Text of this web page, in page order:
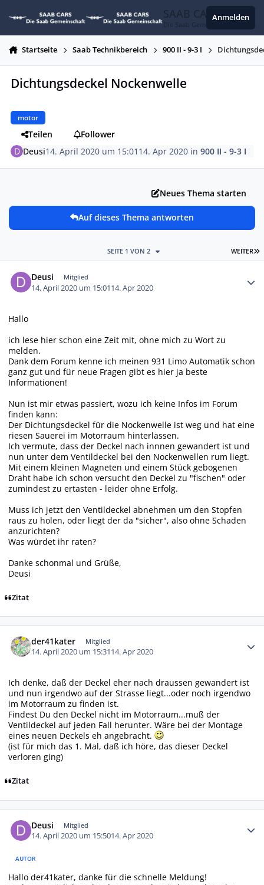
SAAB CARS
Die Saab Gemeinschaft
Anmelden
Startseite Saab Technikbereich 900 II - 9-3 I
Dichtungsdeckel Nockenwelle
motor
Teilen
Follower
Deusi14. April 2020 um 15:01 14. Apr 2020 in900 II - 9-3 I
Neues Thema starten
Auf dieses Thema antworten
WEITER
SEITE 1 VON 2
Deusi Mitglied
14. April 2020 um 15:0114. Apr 2020
Hallo
ich lese hier schon eine Zeit mit, ohne mich zu Wort zu
melden.
Dank dem Forum kenne ich meinen 931 Limo Automatik schon
ganz gut und für neue Fragen gibt es hier ja beste
Informationen!
Nun ist mir etwas passiert, wozu ich keine Infos im Forum
finden kann:
Der Dichtungsdeckel für die Nockenwelle ist weg und hat eine
riesen Sauerei im Motorraum hinterlassen.
Ich vermute, dass der Deckel nach innnen gewandert ist und
nun unter dem Ventildeckel bei den Nockenwellen rum liegt.
Mit einem kleinen Magneten und einem Stück gebogenen
Draht habe ich schon versucht den Deckel zu "fischen" oder
zumindest zu ertasten - leider ohne Erfolg.
Muss ich jetzt den Ventildeckel abnehmen um den Stopfen
raus zu holen, oder liegt der da "sicher", also ohne Schaden
anzurichten?
Was würdet ihr raten?
Danke schonmal und Grüße,
Deusi
Zitat
der41kater Mitglied
14. April 2020 um 15:3114. Apr 2020
Ich denke, daß der Deckel eher nach draussen gewandert ist
und nun irgendwo auf der Strasse liegt...oder noch irgendwo
im Motorraum zu finden ist.
Findest Du den Deckel nicht im Motorraum...muß der
Ventildeckel auf jeden Fall herunter. Wäre bei der Montage
eines neuen Deckels eh angebracht.
(ist für mich das 1. Mal, daß ich höre, das dieser Deckel
verloren ging)
Zitat
Deusi Mitglied
14. April 2020 um 15:5014. Apr 2020
AUTOR
Hallo der41kater, danke für die schnelle Meldung!